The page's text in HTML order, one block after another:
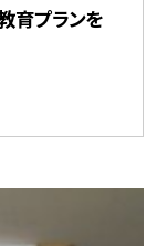
プランを